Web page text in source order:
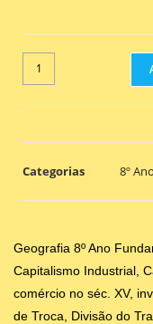
Categorias 8º Ano
Geografia 8º Ano
Capitalismo Industrial,
comércio no séc. XV,
de Troca, Divisão do